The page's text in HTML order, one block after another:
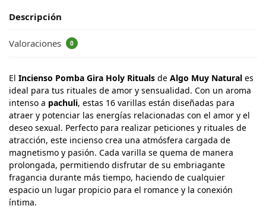
Descripción
Valoraciones 0
El Incienso Pomba Gira Holy Rituals de Algo Muy Natural es
ideal para tus rituales de amor y sensualidad. Con un aroma
intenso a pachuli, estas 16 varillas están diseñadas para
atraer y potenciar las energías relacionadas con el amor y el
deseo sexual. Perfecto para realizar peticiones y rituales de
atracción, este incienso crea una atmósfera cargada de
magnetismo y pasión. Cada varilla se quema de manera
prolongada, permitiendo disfrutar de su embriagante
fragancia durante más tiempo, haciendo de cualquier
espacio un lugar propicio para el romance y la conexión
íntima.